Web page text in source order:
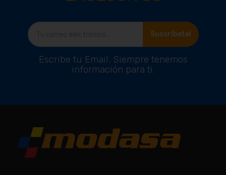
Suscríbete!
Escribe tu Email. Siempre tenemos
información para ti.